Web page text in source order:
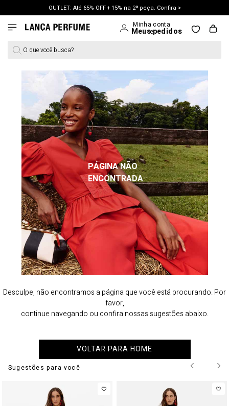
OUTLET: Até 65% OFF + 15% na 2ª peça. Confira >
LANÇAMENTO PRIMAVERA 27. Clique e aproveite.
O que você busca?
PÁGINA NÃO
ENCONTRADA
Desculpe, não encontramos a página que você está procurando. Por
favor,
continue navegando ou confira nossas sugestões abaixo.
VOLTAR PARA HOME
Sugestões para você